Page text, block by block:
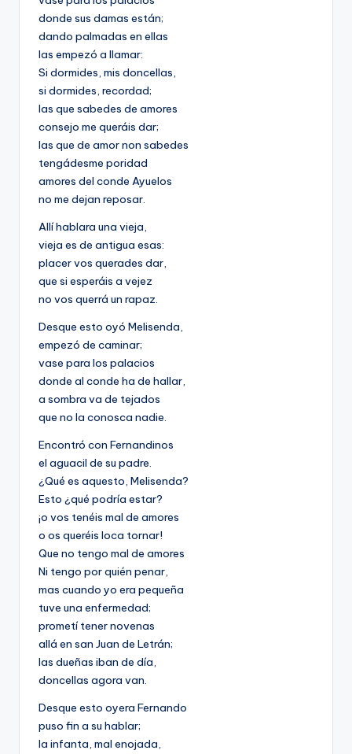
donde sus damas están;
dando palmadas en ellas
las empezó a llamar:
Si dormides, mis doncellas,
si dormides, recordad;
las que sabedes de amores
consejo me queráis dar;
las que de amor non sabedes
tengádesme poridad
amores del conde Ayuelos
no me dejan reposar.
Allí hablara una vieja,
vieja es de antigua esas:
placer vos querades dar,
que si esperáis a vejez
no vos querrá un rapaz.
Desque esto oyó Melisenda,
empezó de caminar;
vase para los palacios
donde al conde ha de hallar,
a sombra va de tejados
que no la conosca nadie.
Encontró con Fernandinos
el aguacil de su padre.
¿Qué es aquesto, Melisenda?
Esto ¿qué podría estar?
¡o vos tenéis mal de amores
o os queréis loca tornar!
Que no tengo mal de amores
Ni tengo por quién penar,
mas cuando yo era pequeña
tuve una enfermedad;
prometí tener novenas
allá en san Juan de Letrán;
las dueñas iban de día,
doncellas agora van.
Desque esto oyera Fernando
puso fin a su hablar;
la infanta, mal enojada,